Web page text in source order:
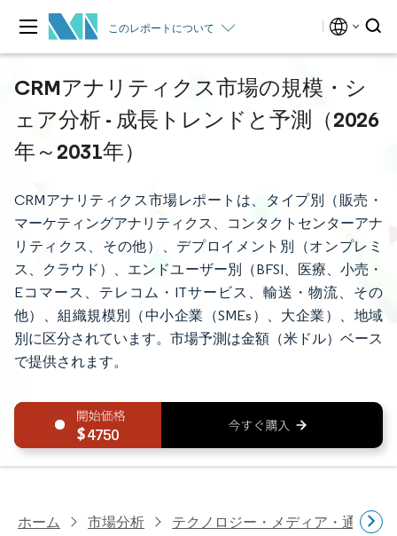
このレポートについて
CRMアナリティクス市場の規模・シ
ェア分析 - 成長トレンドと予測（2026
年～2031年）
CRMアナリティクス市場レポートは、タイプ別（販売・
マーケティングアナリティクス、コンタクトセンターアナ
リティクス、その他）、デプロイメント別（オンプレミ
ス、クラウド）、エンドユーザー別（BFSI、医療、小売・
Eコマース、テレコム・ITサービス、輸送・物流、その
他）、組織規模別（中小企業（SMEs）、大企業）、地域
別に区分されています。市場予測は金額（米ドル）ベース
で提供されます。
4750
ホーム 市場分析 テクノロジー・メディア・通信研